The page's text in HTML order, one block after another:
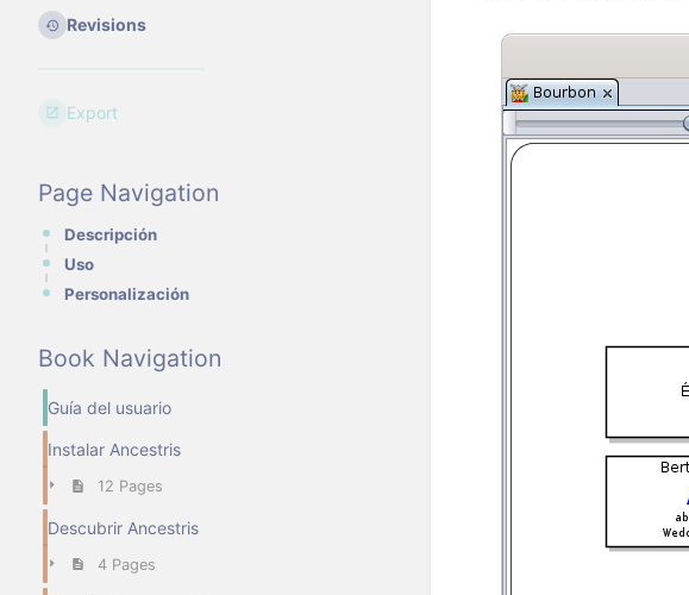
Revisions
Export
Page Navigation
Descripción
Uso
Personalización
Book Navigation
Guía del usuario
Instalar Ancestris
12 Pages
Descubrir Ancestris
4 Pages